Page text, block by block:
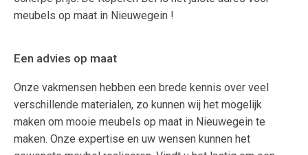
meubels op maat in Nieuwegein !
Een advies op maat
Onze vakmensen hebben een brede kennis over veel
verschillende materialen, zo kunnen wij het mogelijk
maken om mooie meubels op maat in Nieuwegein te
maken. Onze expertise en uw wensen kunnen het